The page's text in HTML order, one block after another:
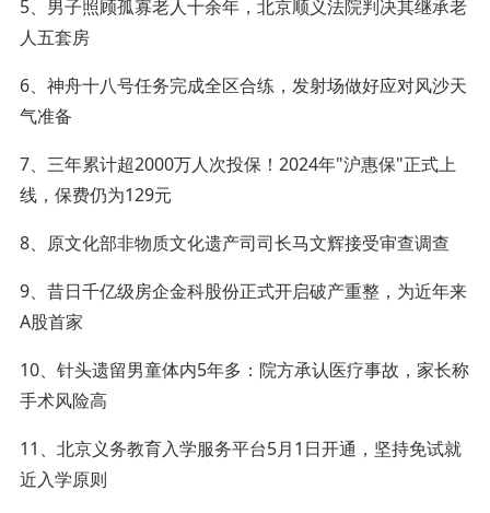
5、男子照顾孤寡老人十余年，北京顺义法院判决其继承老
人五套房
6、神舟十八号任务完成全区合练，发射场做好应对风沙天
气准备
7、三年累计超2000万人次投保！2024年"沪惠保"正式上
线，保费仍为129元
8、原文化部非物质文化遗产司司长马文辉接受审查调查
9、昔日千亿级房企金科股份正式开启破产重整，为近年来
A股首家
10、针头遗留男童体内5年多：院方承认医疗事故，家长称
手术风险高
11、北京义务教育入学服务平台5月1日开通，坚持免试就
近入学原则